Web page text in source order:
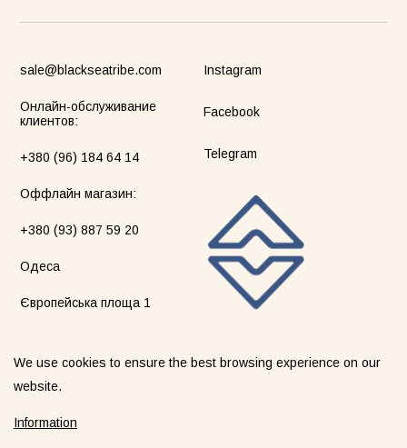
sale@blackseatribe.com
Онлайн-обслуживание
клиентов:
+380 (96) 184 64 14
Оффлайн магазин:
+380 (93) 887 59 20
Одеса
Європейська площа 1
Instagram
Facebook
Telegram
We use cookies to ensure the best browsing experience on our
website.
Information